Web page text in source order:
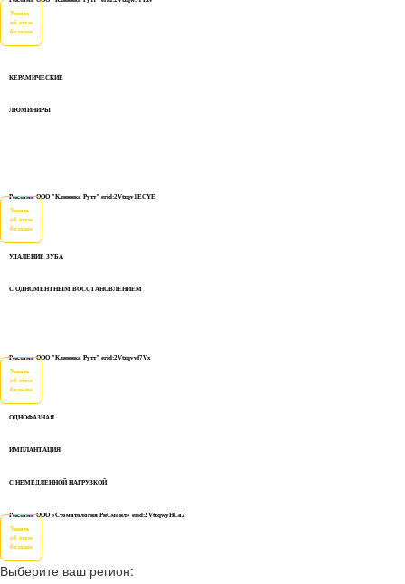
Узнать
об этом
больше
КЕРАМИЧЕСКИЕ
ЛЮМИНИРЫ
Реклама ООО "Клиника Рутт" erid:2Vtzqv1ECYE
Узнать
об этом
больше
УДАЛЕНИЕ ЗУБА
С ОДНОМЕНТНЫМ ВОССТАНОВЛЕНИЕМ
Реклама ООО "Клиника Рутт" erid:2Vtzqvvf7Vx
Узнать
об этом
больше
ОДНОФАЗНАЯ
ИМПЛАНТАЦИЯ
С НЕМЕДЛЕННОЙ НАГРУЗКОЙ
Реклама ООО «Стоматология РиСмайл» erid:2VtzqwyHCa2
Узнать
об этом
больше
Выберите ваш регион: